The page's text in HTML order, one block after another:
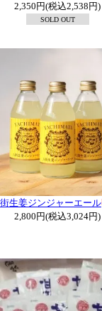
2,350円(税込2,538円)
SOLD OUT
生姜ジンジャーエール
2,800円(税込3,024円)